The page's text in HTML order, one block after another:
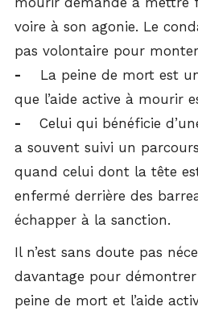
voire à son agonie. Le
pas volontaire pour monter
- La peine de mort est
que l’aide active à mourir
-
Celui qui bénéficie
a souvent suivi un
quand celui dont la tête
enfermé derrière des
échapper à la sanction.
Il n’est sans doute pas
davantage pour
peine de mort et l’aide